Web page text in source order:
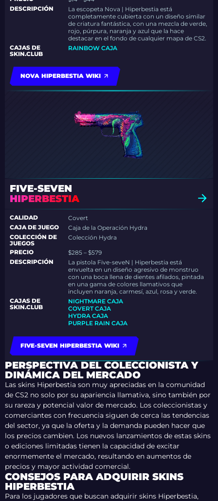
DESCRIPCIÓN
La escopeta Nova | Hiperbestia está
completamente cubierta con un diseño similar
de criatura fantástica, con una mezcla de verde,
rojo, púrpura, naranja y azul que la hace
destacar en el fondo de cualquier mapa de CS2.
CAJAS DE
SKIN.CLUB
RAINBOW CAJA
NOVA HIPERBESTIA WIKI
FIVE-SEVEN
HIPERBESTIA
CALIDAD
Covert
CAJA DE JUEGO
Caja de la Operación Hydra
COLECCIÓN DE
JUEGOS
Colección Hydra
PRECIO
$285 – $579
DESCRIPCIÓN
La pistola Five-seveN | Hiperbestia está
envuelta en un diseño agresivo de monstruo
con una boca llena de dientes afilados, pintada
en una gama de colores llamativos que
incluyen naranja, carmesí, azul, rosa y verde.
CAJAS DE
SKIN.CLUB
NIGHTMARE CAJA
COVERT CAJA
HYDRA CAJA
PURPLE RAIN CAJA
FIVE-SEVEN HIPERBESTIA WIKI
PERSPECTIVA DEL COLECCIONISTA Y
DINÁMICA DEL MERCADO
Las skins Hiperbestia son muy apreciadas en la comunidad
de CS2 no solo por su apariencia llamativa, sino también por
su rareza y potencial valor de mercado. Los coleccionistas y
comerciantes con frecuencia siguen de cerca las tendencias
del sector, ya que la oferta y la demanda pueden hacer que
los precios cambien. Los nuevos lanzamientos de estas skins
o ediciones limitadas tienen la capacidad de excitar
enormemente el mercado, resultando en aumentos de
precios y mayor actividad comercial.
CONSEJOS PARA ADQUIRIR SKINS
HIPERBESTIA
Para los jugadores que buscan adquirir skins Hiperbestia,